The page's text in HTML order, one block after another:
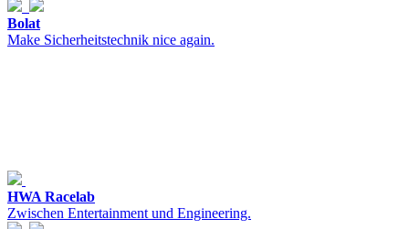
Bolat
Make Sicherheitstechnik nice again.
HWA Racelab
Zwischen Entertainment und Engineering.